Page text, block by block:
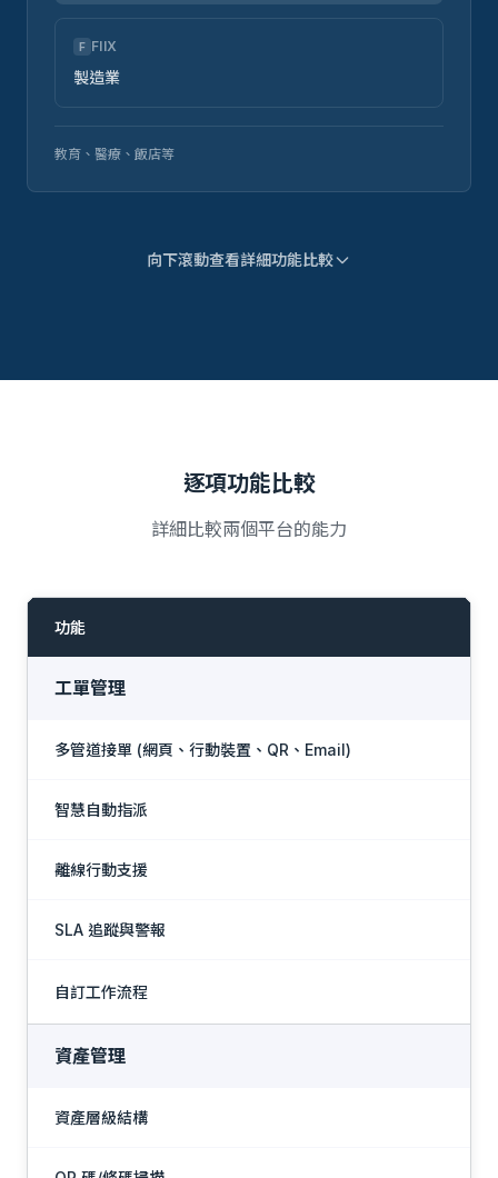
F FIIX
製造業
教育、醫療、飯店等
向下滾動查看詳細功能比較
逐項功能比較
詳細比較兩個平台的能力
功能
工單管理
多管道接單 (網頁、行動裝置、QR、Email)
智慧自動指派
離線行動支援
SLA 追蹤與警報
自訂工作流程
資產管理
資產層級結構